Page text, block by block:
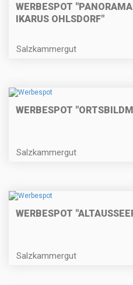
WERBESPOT
IKARUS OHLSDORF"
Salzkammergut
WERBESPOT
Salzkammergut
WERBESPOT
Salzkammergut